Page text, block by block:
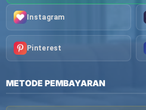
Instagram
Pinterest
METODE PEMBAYARAN